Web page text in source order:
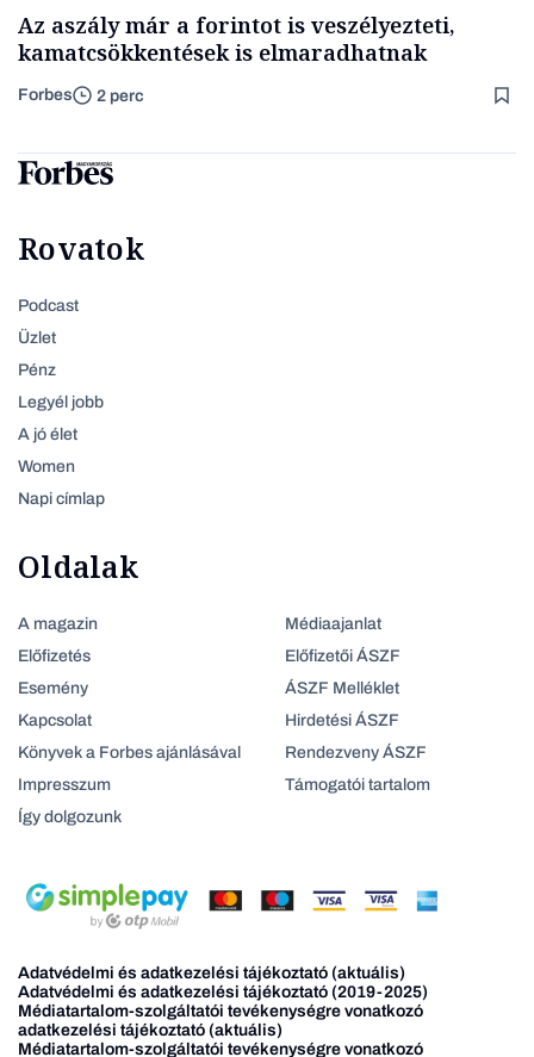
Az aszály már a forintot is veszélyezteti,
kamatcsökkentések is elmaradhatnak
Forbes 2 perc
Rovatok
Podcast
Üzlet
Pénz
Legyél jobb
A jó élet
Women
Napi címlap
Oldalak
A magazin
Előfizetés
Esemény
Kapcsolat
Könyvek a Forbes ajánlásával
Impresszum
Így dolgozunk
Médiaajanlat
Előfizetői ÁSZF
ÁSZF Melléklet
Hirdetési ÁSZF
Rendezveny ÁSZF
Támogatói tartalom
Adatvédelmi és adatkezelési tájékoztató (aktuális)
Adatvédelmi és adatkezelési tájékoztató (2019-2025)
Médiatartalom-szolgáltatói tevékenységre vonatkozó
adatkezelési tájékoztató (aktuális)
Médiatartalom-szolgáltatói tevékenységre vonatkozó